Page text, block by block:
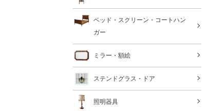
ベッド・スクリーン・コートハン
ガー
ミラー・額絵
ステンドグラス・ドア
照明器具